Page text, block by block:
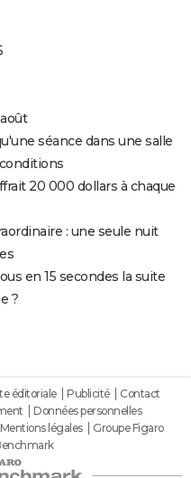
séance dans une salle
20 000 dollars à chaque
: une seule nuit
en 15 secondes la suite
?
éditoriale Publicité
Contact
Données personnelles
Mentions légales
Groupe Figaro